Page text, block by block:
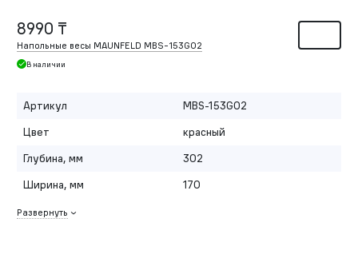
8990 ₸
Напольные весы MAUNFELD MBS-153G02
В наличии
Артикул
MBS-153G02
Цвет
красный
Глубина, мм
302
Ширина, мм
170
Развернуть